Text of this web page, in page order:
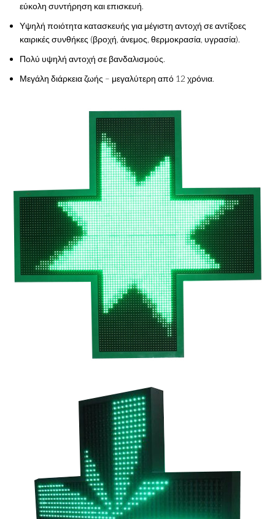
εύκολη συντήρηση και επισκευή.
Υψηλή ποιότητα κατασκευής για μέγιστη αντοχή σε αντίξοες
καιρικές συνθήκες (βροχή, άνεμος, θερμοκρασία, υγρασία).
Πολύ υψηλή αντοχή σε βανδαλισμούς.
Μεγάλη διάρκεια ζωής – μεγαλύτερη από 12 χρόνια.